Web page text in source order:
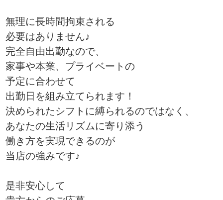
無理に長時間拘束される
必要はありません♪
完全自由出勤なので、
家事や本業、プライベートの
予定に合わせて
出勤日を組み立てられます！
決められたシフトに縛られるのではなく、
あなたの生活リズムに寄り添う
働き方を実現できるのが
当店の強みです♪
是非安心して